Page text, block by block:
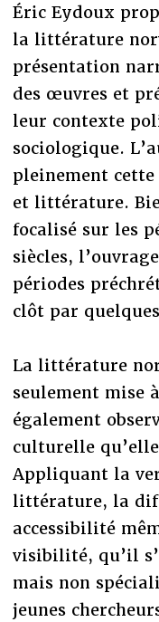
Éric Eydoux
la littérature
présentation
des œuvres et
leur contexte
sociologique.
pleinement
et littérature.
focalisé sur les
siècles,
périodes
clôt par
La littérature
seulement mise
également
culturelle
Appliquant la
littérature, la
accessibilité
visibilité, qu’il
mais non
jeunes